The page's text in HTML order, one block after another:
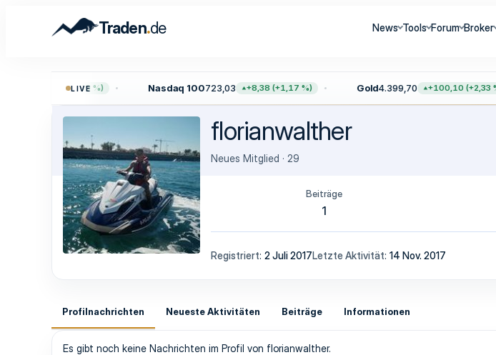
Traden.de News Tools Forum Broker
LIVE
+45,65 (+0,59 %) Nasdaq 100723,03 +8,38 (+1,17 %) Gold4.399,70 +100,10 (+2,33 %)
florianwalther
Neues Mitglied · 29
Beiträge
1
Registriert 2 Juli 2017Letzte Aktivität 14 Nov. 2017
Profilnachrichten Neueste Aktivitäten Beiträge Informationen
Es gibt noch keine Nachrichten im Profil von florianwalther.